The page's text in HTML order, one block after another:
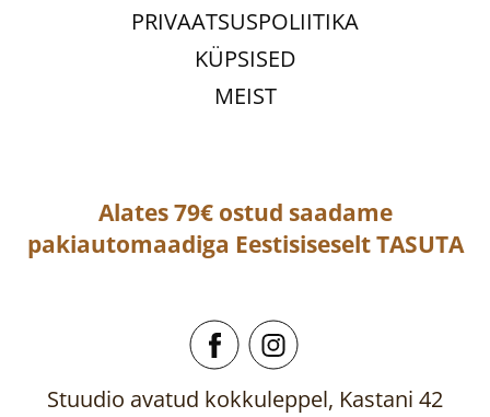
PRIVAATSUSPOLIITIKA
KÜPSISED
MEIST
Alates 79€ ostud saadame
pakiautomaadiga EestisiseseltTASUTA
Stuudio avatud kokkuleppel, Kastani 42